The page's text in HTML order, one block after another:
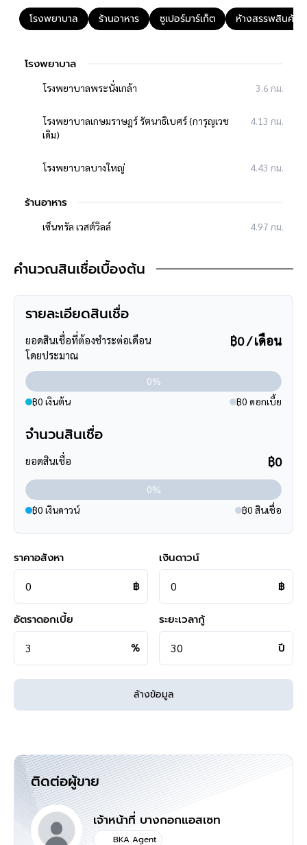
**จุดเด่นโครงการ–สภาพแวดล้อม**
- โครงการได้รับอนุญาตจัดสรรถูกต้อง, โครงการจำนวนรวม 300 หลัง
- ถนนโครงการกว้าง 12 เมตร
สาธารณะ, ฟิตเนส, คลับเฮาส์, สระว่ายน้ำ
Walk ราชพฤกษ์, เดอะ คริสตัล เอสบี ราชพฤกษ์
- ใกล้โรงพยาบาลพระนั่งเกล้า, โรงพยาบาลเกษมราษฎร์ รัตนาธิเบศร์,
- ใกล้โรงเรียนเตรียมอุดมศึกษาพัฒนาการ นนทบุรี, โรงเรียนอนุบาล
- ใกล้ธนาคารทุกธนาคาร
- หน้าโครงการติดถนนใหญ่ ถนนราชพฤกษ์
ถนนติวานนท์
- ใกล้รถไฟฟ้าสายสีม่วง "สถานีบางรักใหญ่"
**สอบถามข้อมูลบ้านมือสอง**
สูงสุดถึง 90-110 % ที่สำคัญคือ ฟรีค่ะ
สามารถนัดชมบ้าน หรือสอบถามข้อมูลเบื้องต้น ทุกวัน ได้ที่เบอร์095
Instagram > https://goo.gl/REzvav
ดูรายละเอียดเพิ่มเติมได้ที่ >
https://www.facebook.com/bangkok
assetsclub
รีวิวจริงจากลูกค้าได้ที่ :
>>>
แล้วทำไมต้องซื้อบ้านมือสองรีโนเวท
กับเรา "บ้านบางกอก" ?? อยากรู้คลิก
โรงพยาบาล ร้านอาหาร ซูเปอร์มาร์เก็ต ห้างสรรพสินค้า
โรงพยาบาล
โรงพยาบาลพระนั่งเกล้า 3.6 กม.
โรงพยาบาลเกษมราษฎร์ รัตนาธิเบศร์ (การุญเวช
เดิม)
4.13 กม.
โรงพยาบาลบางใหญ่ 4.43 กม.
ร้านอาหาร
เซ็นทรัล เวสต์วิลล์ 4.97 กม.
เดอะ บิ๊กทรี คาเฟ่
เซ็นทรัล นอร์ทวิลล์ 5.22 กม.
แม็คโคร นครอินทร์
4.34 กม.
ห้างสรรพสินค้า
คำนวณสินเชื่อเบื้องต้น
ราคาอสังหา
฿
เงินดาวน์
฿
อัตราดอกเบี้ย
%
ระยะเวลากู้
ปี
ล้างข้อมูล
รายละเอียดสินเชื่อ
ยอดสินเชื่อที่ต้องชำระต่อเดือน
โดยประมาณ
฿0 / เดือน
0%
฿0 เงินต้น
฿0 ดอกเบี้ย
จำนวนสินเชื่อ
ยอดสินเชื่อ ฿0
0%
฿0 เงินดาวน์
฿0 สินเชื่อ
ติดต่อผู้ขาย
เจ้าหน้าที่ บางกอกแอสเซท
BKA Agent